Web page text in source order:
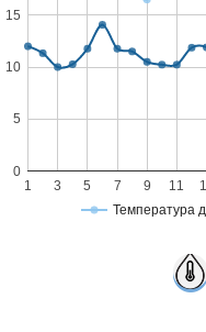
Температура
1 3 5 7 9 11
0
5
10
15